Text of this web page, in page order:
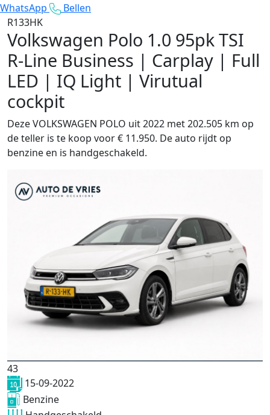
WhatsApp
Bellen
R133HK
Volkswagen Polo 1.0 95pk TSI
R-Line Business | Carplay | Full
LED | IQ Light | Virutual
cockpit
Deze VOLKSWAGEN POLO uit 2022 met 202.505 km op
de teller is te koop voor € 11.950. De auto rijdt op
benzine en is handgeschakeld.
43
15-09-2022
Benzine